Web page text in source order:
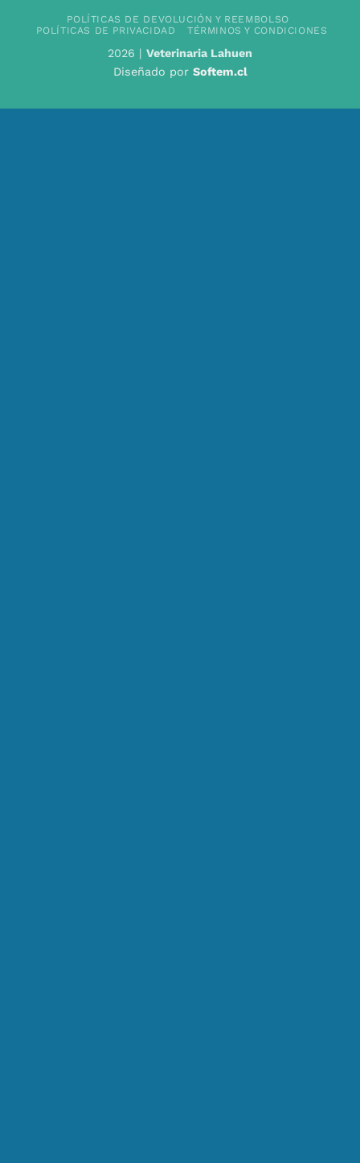
POLÍTICAS DE DEVOLUCIÓN Y REEMBOLSO
POLÍTICAS DE PRIVACIDAD
TÉRMINOS Y CONDICIONES
2026 | Veterinaria Lahuen
Diseñado por Softem.cl